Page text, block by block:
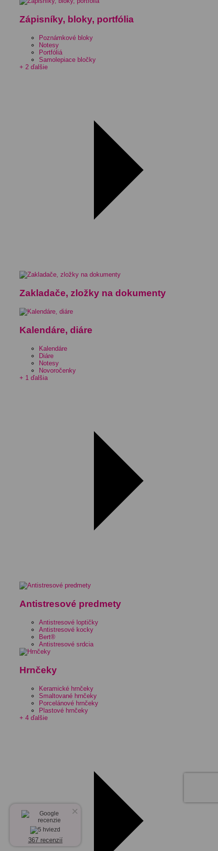
Zápisníky, bloky, portfólia
Poznámkové bloky
Notesy
Portfóliá
Samolepiace bločky
+ 2 ďalšie
Zakladače, zložky na dokumenty
Kalendáre, diáre
Kalendáre
Diáre
Notesy
Novoročenky
+ 1 ďalšia
Antistresové predmety
Antistresové loptičky
Antistresové kocky
Bert®
Antistresové srdcia
Hrnčeky
Keramické hrnčeky
Smaltované hrnčeky
Porcelánové hrnčeky
Plastové hrnčeky
+ 4 ďalšie
×
367 recenzií